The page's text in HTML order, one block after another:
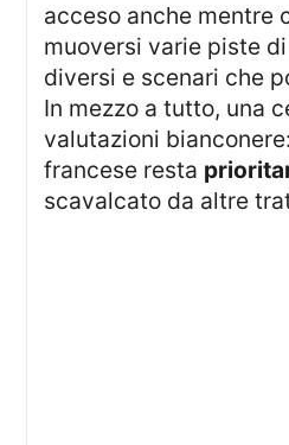
acceso anche mentre
muoversi varie piste
diversi e scenari che
In mezzo a tutto, una
valutazioni
francese resta
scavalcato da altre